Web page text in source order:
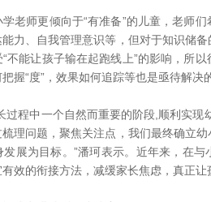
师更倾向于“有准备”的儿童，老师们
力、自我管理意识等，但对于知识储
“不能让孩子输在起跑线上”的影响，所
握“度”，效果如何追踪等也是亟待解决
程中一个自然而重要的阶段,顺利实现
理问题，聚焦关注点，我们最终确立
展为目标。”潘珂表示。近年来，在
效的衔接方法，减缓家长焦虑，真正让